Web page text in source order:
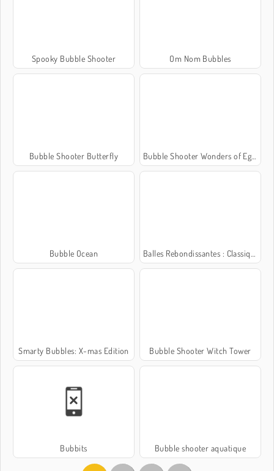
Spooky Bubble Shooter Om Nom Bubbles
Bubble Shooter Butterfly Bubble Shooter Wonders of Egypt
Bubble Ocean Balles Rebondissantes : Classique
Smarty Bubbles: X-mas Edition Bubble Shooter Witch Tower
Bubbits Bubble shooter aquatique